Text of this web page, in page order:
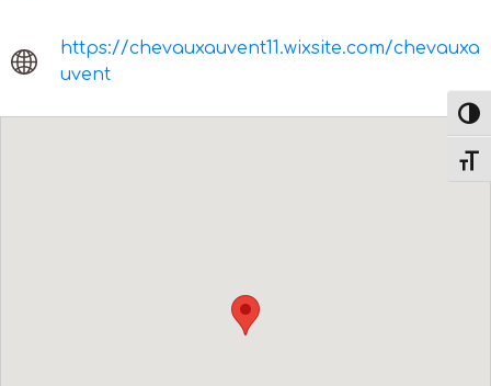
https://chevauxauvent11.wixsite.com/chevauxa
uvent